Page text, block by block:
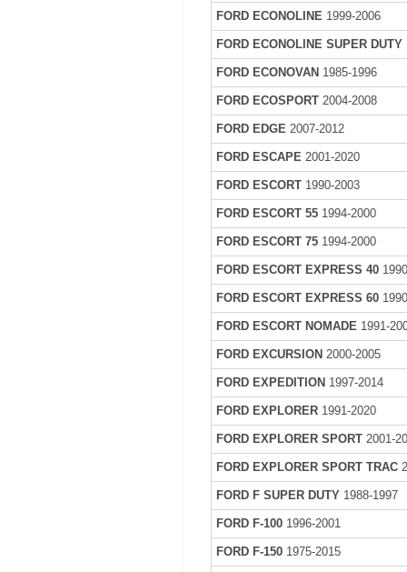
FORD ECONOLINE 1999-2006
FORD ECONOLINE SUPER DUTY
FORD ECONOVAN 1985-1996
FORD ECOSPORT2004-2008
FORD EDGE 2007-2012
FORD ESCAPE 2001-2020
FORD ESCORT 1990-2003
FORD ESCORT 55 1994-2000
FORD ESCORT 75 1994-2000
FORD ESCORT EXPRESS 40
FORD ESCORT EXPRESS 60
FORD ESCORT NOMADE 1991-
FORD EXCURSION 2000-2005
FORD EXPEDITION 1997-2014
FORD EXPLORER 1991-2020
FORD EXPLORER SPORT 2001-
FORD EXPLORER SPORT TRAC
FORD F SUPER DUTY 1988-1997
FORD F-100 1996-2001
FORD F-150 1975-2015